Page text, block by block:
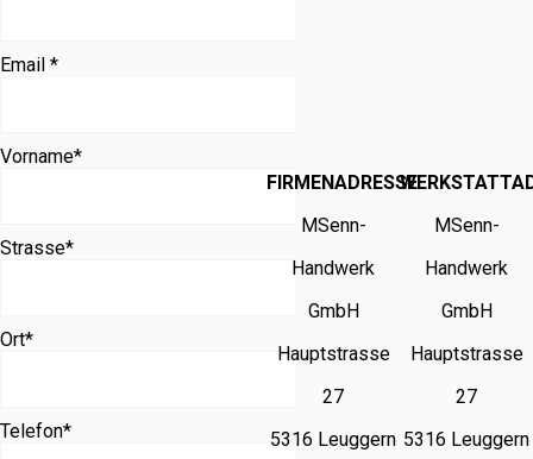
Email *
Vorname*
Strasse*
Ort*
Telefon*
FIRMENADRESSE
MSenn-
Handwerk
GmbH
Hauptstrasse
27
5316 Leuggern
MSenn-
Handwerk
GmbH
Hauptstrasse
27
5316 Leuggern